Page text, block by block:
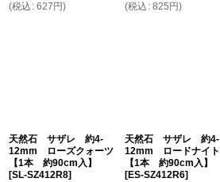
(税込 : 627 円)
(税込 : 825 円)
天然石 サザレ 約4-
12mm ローズクォーツ
【1本 約90cm入】
[SL-SZ412R8]
天然石 サザレ 約4-
12mm ロードナイト
【1本 約90cm入】
[ES-SZ412R6]